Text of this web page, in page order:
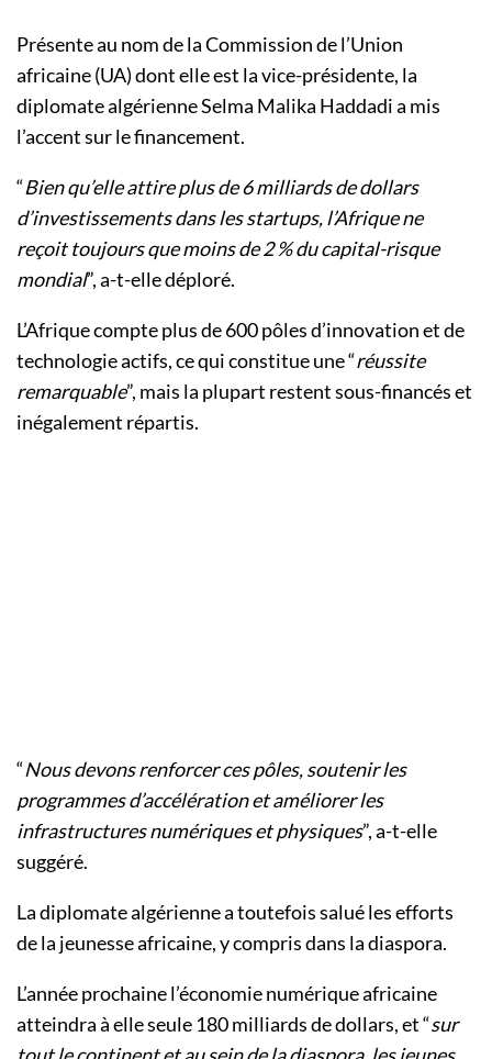
Présente au nom de la Commission de l’Union
africaine (UA) dont elle est la vice-présidente, la
diplomate algérienne Selma Malika Haddadi a mis
l’accent sur le financement.
“Bien qu’elle attire plus de 6 milliards de dollars
d’investissements dans les startups, l’Afrique ne
reçoit toujours que moins de 2 % du capital-risque
mondial”, a-t-elle déploré.
L’Afrique compte plus de 600 pôles d’innovation et de
technologie actifs, ce qui constitue une “réussite
remarquable”, mais la plupart restent sous-financés et
inégalement répartis.
“Nous devons renforcer ces pôles, soutenir les
programmes d’accélération et améliorer les
infrastructures numériques et physiques”, a-t-elle
suggéré.
La diplomate algérienne a toutefois salué les efforts
de la jeunesse africaine, y compris dans la diaspora.
L’année prochaine l’économie numérique africaine
atteindra à elle seule 180 milliards de dollars, et “sur